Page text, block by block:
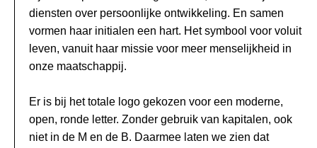
diensten over persoonlijke ontwikkeling. En samen
vormen haar initialen een hart. Het symbool voor voluit
leven, vanuit haar missie voor meer menselijkheid in
onze maatschappij.
Er is bij het totale logo gekozen voor een moderne,
open, ronde letter. Zonder gebruik van kapitalen, ook
niet in de M en de B. Daarmee laten we zien dat